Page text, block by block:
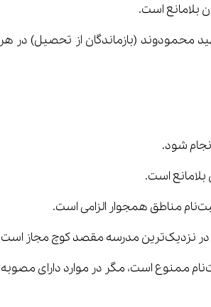
بلامانع است.
ثبت‌نام دانش‌آموزان مشمول طرح شهید محمودوند